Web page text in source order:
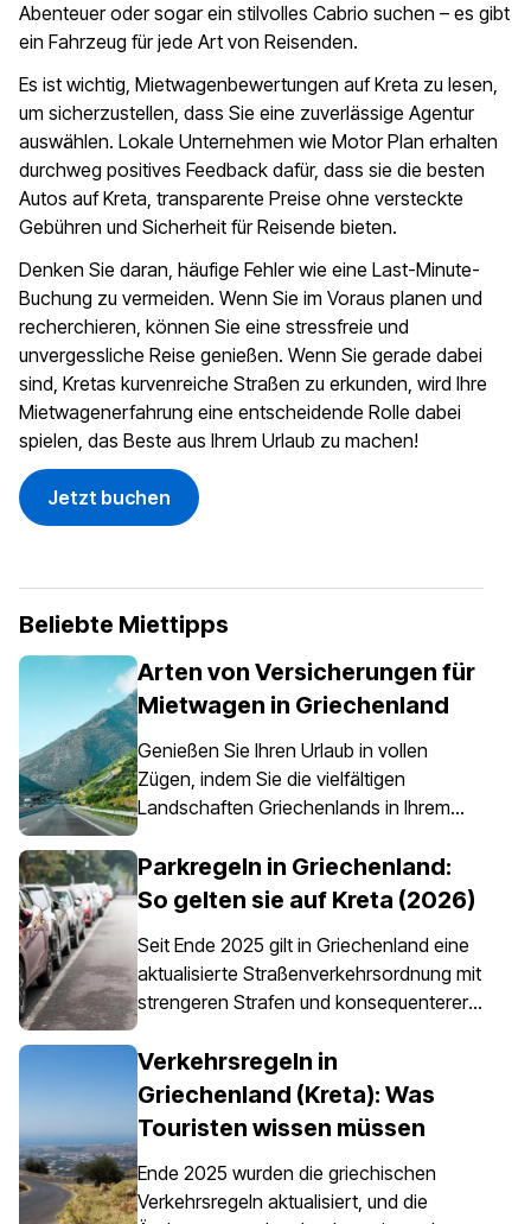
Abenteuer oder sogar ein stilvolles Cabrio suchen – es gibt
ein Fahrzeug für jede Art von Reisenden.
Es ist wichtig, Mietwagenbewertungen auf Kreta zu lesen,
um sicherzustellen, dass Sie eine zuverlässige Agentur
auswählen. Lokale Unternehmen wie Motor Plan erhalten
durchweg positives Feedback dafür, dass sie die besten
Autos auf Kreta, transparente Preise ohne versteckte
Gebühren und Sicherheit für Reisende bieten.
Denken Sie daran, häufige Fehler wie eine Last-Minute-
Buchung zu vermeiden. Wenn Sie im Voraus planen und
recherchieren, können Sie eine stressfreie und
unvergessliche Reise genießen. Wenn Sie gerade dabei
sind, Kretas kurvenreiche Straßen zu erkunden, wird Ihre
Mietwagenerfahrung eine entscheidende Rolle dabei
spielen, das Beste aus Ihrem Urlaub zu machen!
Jetzt buchen
Beliebte Miettipps
Arten von Versicherungen für
Mietwagen in Griechenland
Genießen Sie Ihren Urlaub in vollen
Zügen, indem Sie die vielfältigen
Landschaften Griechenlands in Ihrem
dank eines Mietwagens ganz einfach
möglich ist. Es ist jedoch wichtig zu
Griechenland nicht nur eine Option ist,
sondern für alle Mietfahrzeuge
vorgeschrieben ist.
Parkregeln in Griechenland:
So gelten sie auf Kreta (2026)
Seit Ende 2025 gilt in Griechenland eine
aktualisierte Straßenverkehrsordnung mit
strengeren Strafen und konsequenterer
insbesondere in Stadtzentren, an Häfen,
in Fußgängerzonen und in
bewirtschafteten Parkbereichen. Die
landesweit, doch das Parken auf Kreta
erfordert besondere Aufmerksamkeit, da
Verkehrsregeln in
Griechenland (Kreta): Was
Touristen wissen müssen
Ende 2025 wurden die griechischen
Verkehrsregeln aktualisiert, und die